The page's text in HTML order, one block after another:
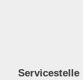
Servicestelle